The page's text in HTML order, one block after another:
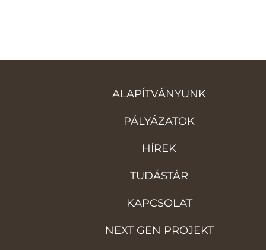
ALAPÍTVÁNYUNK
PÁLYÁZATOK
HÍREK
TUDÁSTÁR
KAPCSOLAT
NEXT GEN PROJEKT